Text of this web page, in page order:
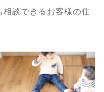
相談できるお客様の住